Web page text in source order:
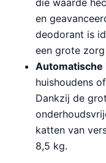
die waarde
en
deodorant is
een grote zorg
Automatische
huishoudens
Dankzij de
katten van
8,5 kg.